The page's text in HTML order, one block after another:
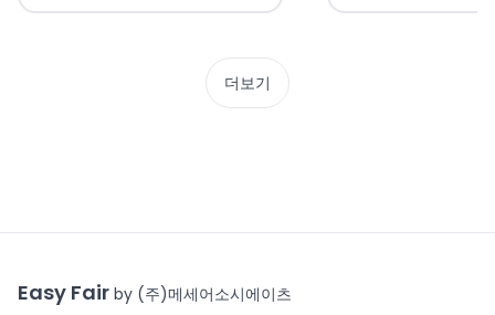
더보기
Easy Fair by (주)메세어소시에이츠